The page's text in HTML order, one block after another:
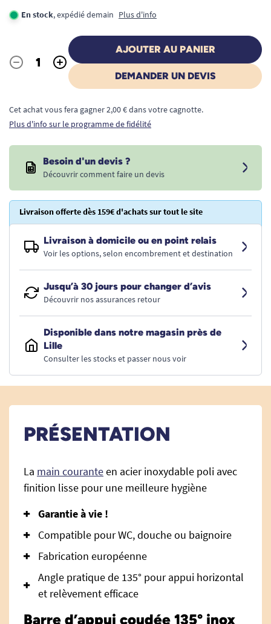
En stock, expédié demain Plus d'info
Quantité
- +
AJOUTER AU PANIER
DEMANDER UN DEVIS
Cet achat vous fera gagner 2,00 € dans votre cagnotte.
Plus d'info sur le programme de fidélité
Besoin d'un devis ?
Découvrir comment faire un devis
Livraison offerte dès 159€ d'achats sur tout le site
Livraison à domicile ou en point relais
Voir les options, selon encombrement et destination
Jusqu’à 30 jours pour changer d’avis
Découvrir nos assurances retour
Disponible dans notre magasin près de
Lille
Consulter les stocks et passer nous voir
PRÉSENTATION
La main couranteen acier inoxydable poli avec
finition lisse pour une meilleure hygiène
Garantie à vie !
Compatible pour WC, douche ou baignoire
Fabrication européenne
Angle pratique de 135° pour appui horizontal
et relèvement efficace
Barre d’appui coudée 135° inox